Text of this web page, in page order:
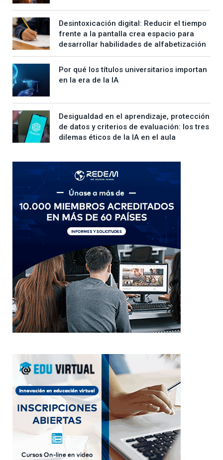
Desintoxicación digital: Reducir el tiempo
frente a la pantalla crea espacio para
desarrollar habilidades de alfabetización
Por qué los títulos universitarios importan
en la era de la IA
Desigualdad en el aprendizaje, protección
de datos y criterios de evaluación: los tres
dilemas éticos de la IA en el aula